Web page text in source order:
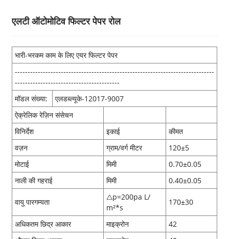
एलटी ऑटोमोटिव फिल्टर पेपर रोल
भारी-भरकम काम के लिए एयर फिल्टर पेपर
------------------------------------------------------------------------------
-----------------------------------------
मॉडल संख्या:
एलडब्ल्यूके-12017-9007
ऐक्रेलिक रेज़िन संसेचन
विनिर्देश
इकाई
कीमत
वज़न
ग्राम/वर्ग मीटर
120±5
मोटाई
मिमी
0.70±0.05
नाली की गहराई
मिमी 0.40±0.05
वायु पारगम्यता
△p=200pa L/
m²*s
170±30
अधिकतम छिद्र आकार माइक्रोन
42